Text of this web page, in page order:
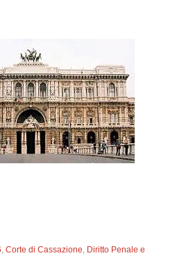
,Corte di Cassazione, Diritto Penale e